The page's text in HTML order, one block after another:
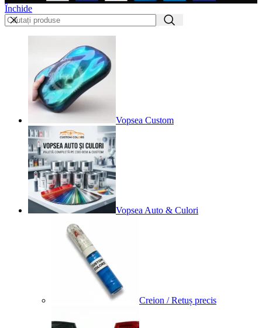
Închide
Vopsea Custom
Vopsea Auto & Culori
Creion / Retuș precis